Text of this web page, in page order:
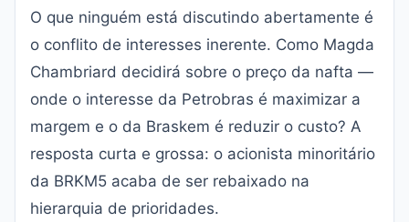
O que ninguém está discutindo abertamente é
o conflito de interesses inerente. Como Magda
Chambriard decidirá sobre o preço da nafta —
onde o interesse da Petrobras é maximizar a
margem e o da Braskem é reduzir o custo? A
resposta curta e grossa: o acionista minoritário
da BRKM5 acaba de ser rebaixado na
hierarquia de prioridades.